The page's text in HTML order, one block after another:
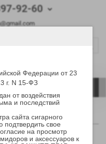
Федерации от 23
г. N 15-ФЗ
от воздействия
и последствий
сайта сигарного
свое
на просмотр
и аксессуаров к
92-60
: 0